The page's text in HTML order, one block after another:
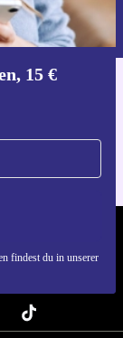
15 €
findest du in unserer
Daten findest